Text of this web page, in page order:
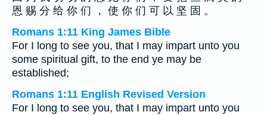
恩 赐 分 给 你 们 ， 使 你 们 可 以 坚 固 。
Romans 1:11 King James Bible
For I long to see you, that I may impart unto you
some spiritual gift, to the end ye may be
established;
Romans 1:11 English Revised Version
For I long to see you, that I may impart unto you